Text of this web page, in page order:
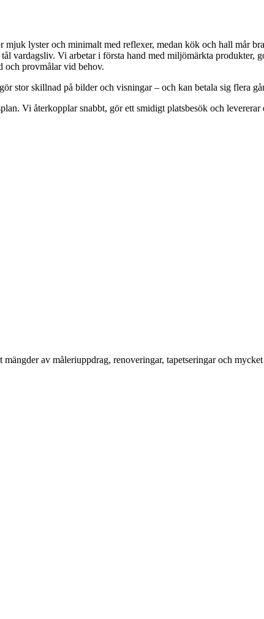
lyster och minimalt med reflexer, medan kök och hall mår
vardagsliv. Vi arbetar i första hand med miljömärkta produkter,
och provmålar vid behov.
stor skillnad på bilder och visningar – och kan betala sig flera
Vi återkopplar snabbt, gör ett smidigt platsbesök och
av måleriuppdrag, renoveringar, tapetseringar och mycket